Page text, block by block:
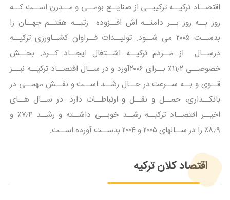
اقتصــاد ترکیــه ترکیبــی از صنایــع بومــی و مــدرن اســت کــه
روز بــه روز بــر دامنــه اش افــزوده رتبــه هفتــم جهــان را
بدســت ۲۰۰۵ می شــود. تولیــدات فــراوان کشــاورزی ترکیــه
درســال از مــردم ترکیــه اشــتغال ایجــاد کــرد. بخــش
خصوصــی ۱۱٫۲٪ بــرای ۲۰۰۶آورد و در ســال اقتصــاد ترکیــه نیــز
قــوی و بــه ســرعت در حــال رشــد اســت و نقــش مهمــی در
بانکــداری، حمــل و نقــل و ارتباطــات دارد. در ســال هــای
اخیــر اقتصــاد ترکیــه رشــد خوبــی داشــته و رشــد ۷٫۴٪ و
۸٫۹٪ را در ســالهای ۲۰۰۵ و ۲۰۰۴ بدســت آورده اســت.
اقتصاد کلان ترکیه